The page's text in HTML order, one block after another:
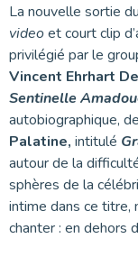
La nouvelle sortie
videoet court clip
privilégié par le
Vincent Ehrhart
Sentinelle
autobiographique,
Palatine, intitulé
autour de la
sphères de la
intime dans ce titre,
chanter : en dehors